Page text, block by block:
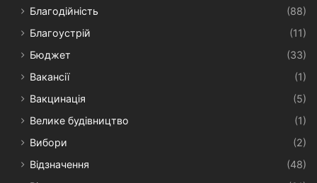
Благодійність
(88)
Благоустрій
(11)
Бюджет
(33)
Вакансії
(1)
Вакцинація
(5)
Велике будівництво
(1)
Вибори
(2)
Відзначення
(48)